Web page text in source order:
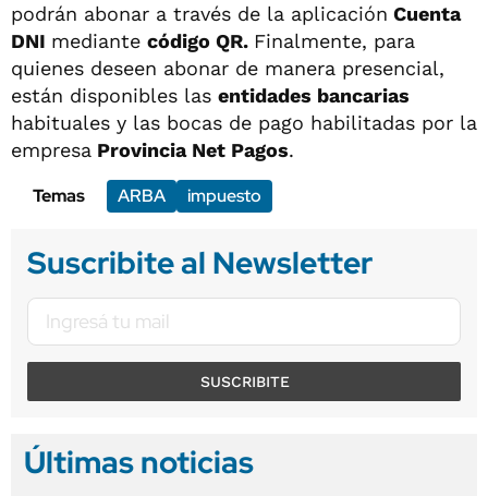
podrán abonar a través de la aplicación Cuenta
DNI mediante código QR. Finalmente, para
quienes deseen abonar de manera presencial,
están disponibles las entidades bancarias
habituales y las bocas de pago habilitadas por la
empresa Provincia Net Pagos.
Temas
ARBA impuesto
Suscribite al Newsletter
SUSCRIBITE
Últimas noticias